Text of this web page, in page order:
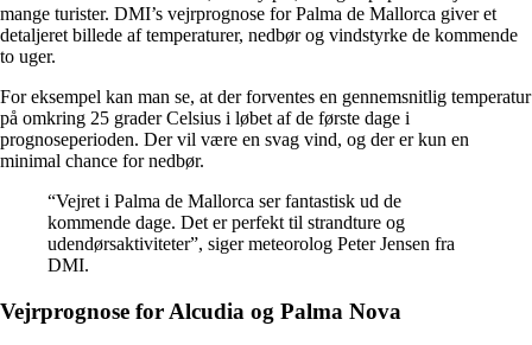
mange turister. DMI’s vejrprognose for Palma de Mallorca giver et
detaljeret billede af temperaturer, nedbør og vindstyrke de kommende
to uger.
For eksempel kan man se, at der forventes en gennemsnitlig temperatur
på omkring 25 grader Celsius i løbet af de første dage i
prognoseperioden. Der vil være en svag vind, og der er kun en
minimal chance for nedbør.
“Vejret i Palma de Mallorca ser fantastisk ud de
kommende dage. Det er perfekt til strandture og
udendørsaktiviteter”, siger meteorolog Peter Jensen fra
DMI.
Vejrprognose for Alcudia og Palma Nova